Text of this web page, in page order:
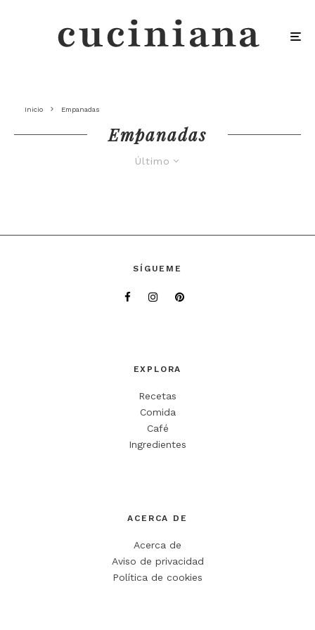
Inicio Empanadas
Empanadas
Último
SÍGUEME
EXPLORA
Recetas
Comida
Café
Ingredientes
ACERCA DE
Acerca de
Aviso de privacidad
Política de cookies